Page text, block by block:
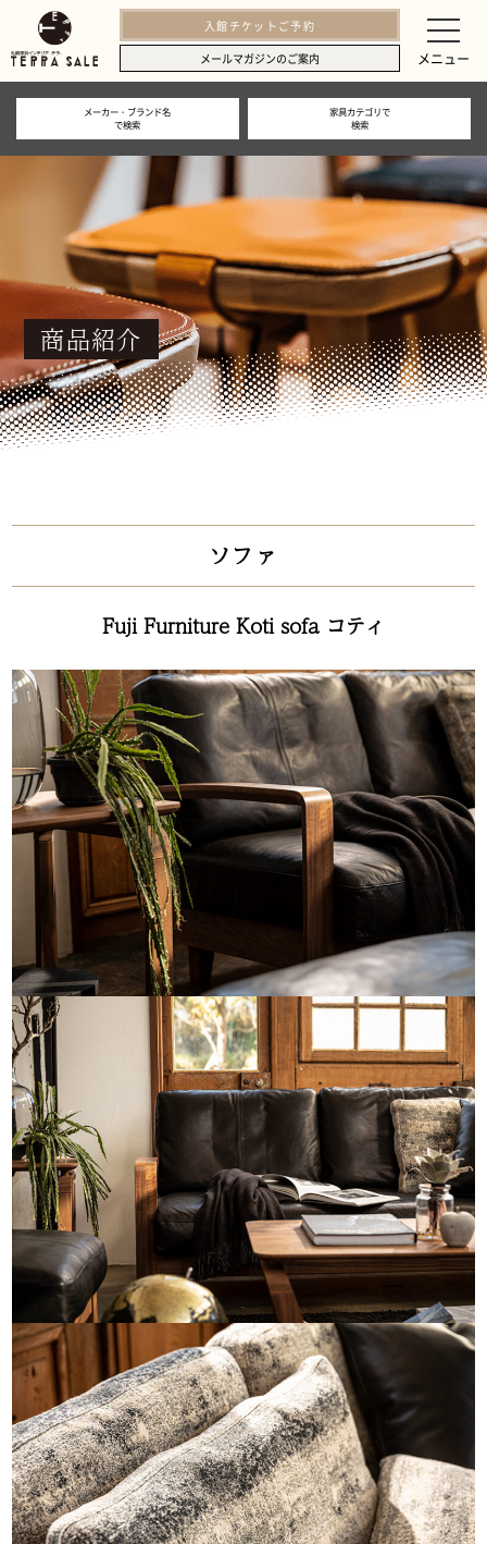
入館チケットご予約
メールマガジンのご案内
メーカー・ブランド名
で検索
家具カテゴリで
検索
商品紹介
ソファ
Fuji Furniture Koti sofa コティ
メニュー